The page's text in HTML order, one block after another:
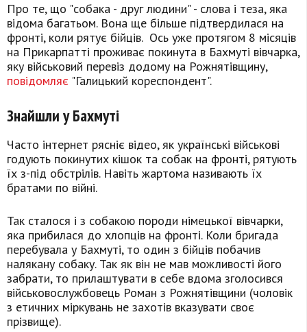
Про те, що "собака - друг людини" - слова і теза, яка
відома багатьом. Вона ще більше підтвердилася на
фронті, коли рятує бійців. Ось уже протягом 8 місяців
на Прикарпатті проживає покинута в Бахмуті вівчарка,
яку військовий перевіз додому на Рожнятівщину,
повідомляє "Галицький кореспондент".
Знайшли у Бахмуті
Часто інтернет рясніє відео, як українські військові
годують покинутих кішок та собак на фронті, рятують
їх з-під обстрілів. Навіть жартома називають їх
братами по війні.
Так сталося і з собакою породи німецької вівчарки,
яка прибилася до хлопців на фронті. Коли бригада
перебувала у Бахмуті, то один з бійців побачив
налякану собаку. Так як він не мав можливості його
забрати, то прилаштувати в себе вдома зголосився
військовослужбовець Роман з Рожнятівщини (чоловік
з етичних міркувань не захотів вказувати своє
прізвище).